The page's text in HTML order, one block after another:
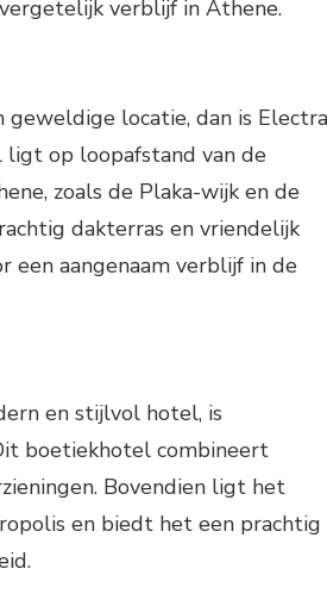
verblijf in Athene.
locatie, dan is Electra
ligt op loopafstand van de
zoals de Plaka-wijk en de
dakterras en vriendelijk
een aangenaam verblijf in de
en stijlvol hotel, is
boetiekhotel combineert
Bovendien ligt het
en biedt het een prachtig